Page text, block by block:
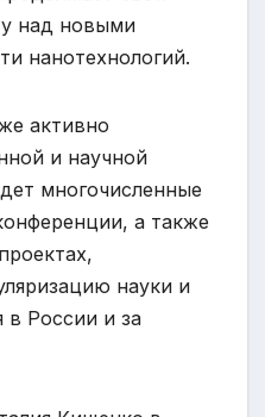
над новыми
нанотехнологий.
активно
и научной
многочисленные
а также
науки и
в России и за